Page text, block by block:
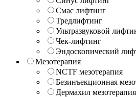
Смас лифтинг
Тредлифтинг
Ультразвуковой
Чек-лифтинг
Эндоскопический
Мезотерапия
NCTF мезотерапия
Безинъекционная
Дермахил мезотерапия